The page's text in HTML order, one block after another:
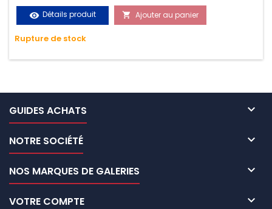
vos chargements pendant le transport. Matière polyester
très résistante aux UV et aux variations de températures,
n'absorbe pas l'eau.
visibility Détails produit  Ajouter au panier
Rupture de stock
GUIDES ACHATS 
NOTRE SOCIÉTÉ 
NOS MARQUES DE GALERIES 
VOTRE COMPTE 